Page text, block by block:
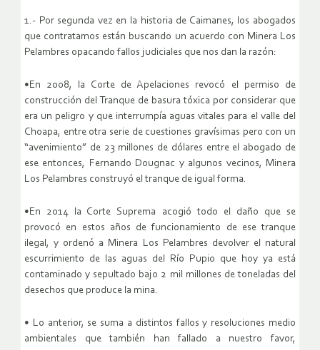
1.- Por segunda vez en la historia de Caimanes, los abogados
que contratamos están buscando un acuerdo con Minera Los
Pelambres opacando fallos judiciales que nos dan la razón:
•En 2008, la Corte de Apelaciones revocó el permiso de
construcción del Tranque de basura tóxica por considerar que
era un peligro y que interrumpía aguas vitales para el valle del
Choapa, entre otra serie de cuestiones gravísimas pero con un
“avenimiento” de 23 millones de dólares entre el abogado de
ese entonces, Fernando Dougnac y algunos vecinos, Minera
Los Pelambres construyó el tranque de igual forma.
•En 2014 la Corte Suprema acogió todo el daño que se
provocó en estos años de funcionamiento de ese tranque
ilegal, y ordenó a Minera Los Pelambres devolver el natural
escurrimiento de las aguas del Río Pupio que hoy ya está
contaminado y sepultado bajo 2 mil millones de toneladas del
desechos que produce la mina.
• Lo anterior, se suma a distintos fallos y resoluciones medio
ambientales que también han fallado a nuestro favor,